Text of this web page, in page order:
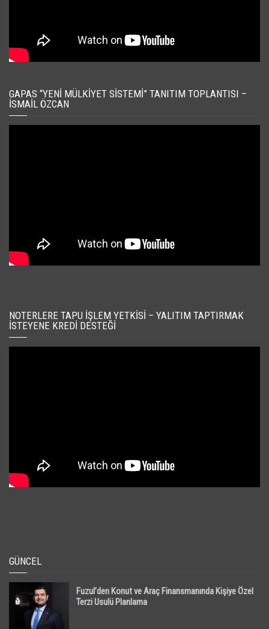
GAPAS “YENI MÜLKIYET SISTEMI” TANITIM TOPLANTISI –
İSMAIL ÖZCAN
NOTERLERE TAPU İŞLEM YETKISI – YALITIM TAPTIRMAK
İSTEYENE KREDI DESTEĞI
GÜNCEL
Fuzul’den Konut ve Araç Finansmanında Kişiye Özel
Terzi Usulü Planlama